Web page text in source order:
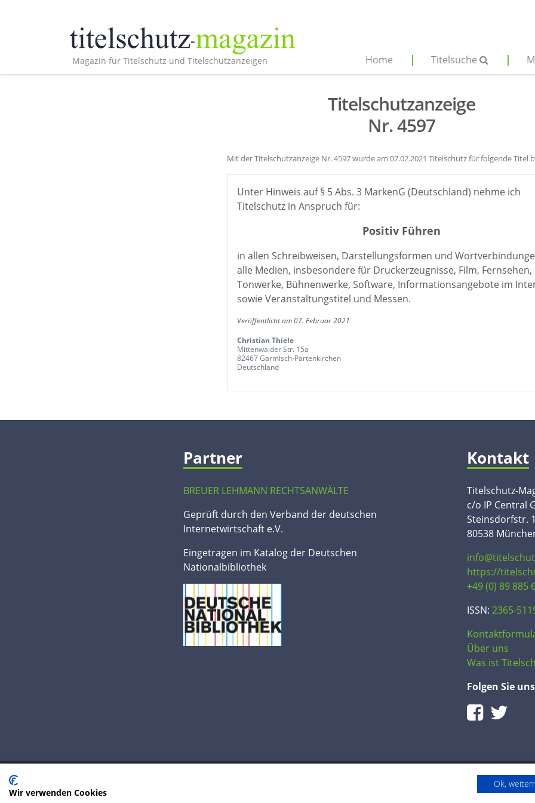
Magazin für Titelschutz und Titelschutzanzeigen Home Titelsuche
Titelschutzanzeige
Nr. 4597
Mit der Titelschutzanzeige Nr. 4597 wurde am 07.02.2021 Titelschutz für folgende Titel
Unter Hinweis auf § 5 Abs. 3 MarkenG (Deutschland) nehme ich
Titelschutz in Anspruch für:
Positiv Führen
in allen Schreibweisen, Darstellungsformen und
alle Medien, insbesondere für Druckerzeugnisse, Film, Fernsehen,
Tonwerke, Bühnenwerke, Software, Informationsangebote im
sowie Veranstaltungstitel und Messen.
Veröffentlicht am 07. Februar 2021
Christian Thiele
Mittenwalder Str. 15a
82467 Garmisch-Partenkirchen
Deutschland
Partner
BREUER LEHMANN RECHTSANWÄLTE
Geprüft durch den Verband der deutschen
Internetwirtschaft e.V.
Eingetragen im Katalog der Deutschen
Nationalbibliothek
Kontakt
Titelschutz-
c/o IP Central
Steinsdorfstr.
80538
https://
+49 (0) 89 885
ISSN: 2365-
Über uns
Was ist
Folgen Sie uns
© 2020 IP Central GmbH
Wir verwenden Cookies
Ok,